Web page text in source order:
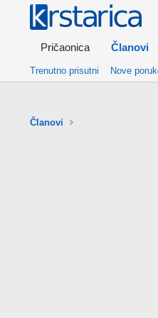
Pričaonica Članovi
Trenutno prisutni Nove
Članovi